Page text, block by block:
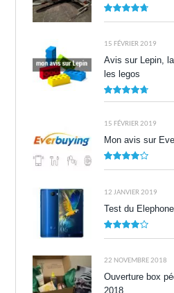
15 FÉVRIER 2019
Avis sur Lepin,
les legos
15 FÉVRIER 2019
Mon avis sur
12 JANVIER 2019
Test du
22 NOVEMBRE 2018
Ouverture box
2018